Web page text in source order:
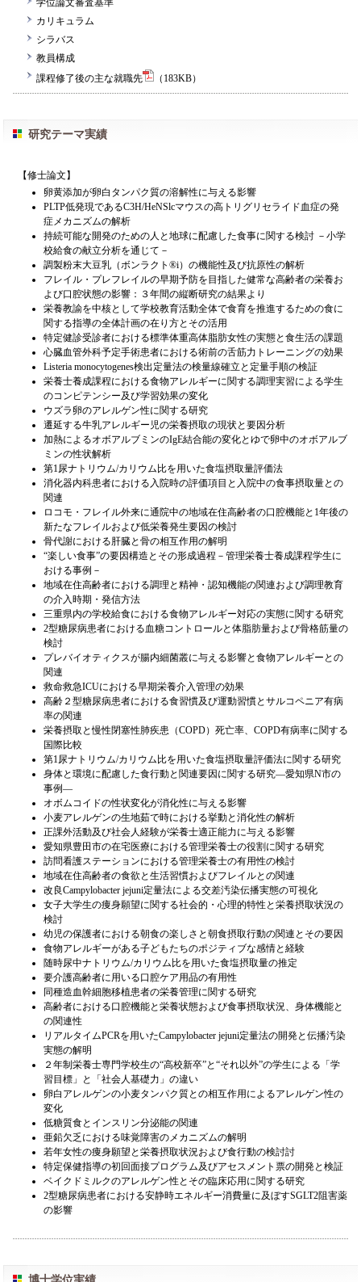
学位論文審査基準
カリキュラム
シラバス
教員構成
課程修了後の主な就職先
（183KB）
研究テーマ実績
【修士論文】
卵黄添加が卵白タンパク質の溶解性に与える影響
PLTP低発現であるC3H/HeNSlcマウスの高トリグリセライド血症の発
症メカニズムの解析
持続可能な開発のための人と地球に配慮した食事に関する検討 －小学
校給食の献立分析を通じて－
調製粉末大豆乳（ボンラクト®i）の機能性及び抗原性の解析
フレイル・プレフレイルの早期予防を目指した健常な高齢者の栄養お
よび口腔状態の影響：３年間の縦断研究の結果より
栄養教諭を中核として学校教育活動全体で食育を推進するための食に
関する指導の全体計画の在り方とその活用
特定健診受診者における標準体重高体脂肪女性の実態と食生活の課題
心臓血管外科予定手術患者における術前の舌筋力トレーニングの効果
Listeria monocytogenes検出定量法の検量線確立と定量手順の検証
栄養士養成課程における食物アレルギーに関する調理実習による学生
のコンピテンシー及び学習効果の変化
ウズラ卵のアレルゲン性に関する研究
遷延する牛乳アレルギー児の栄養摂取の現状と要因分析
加熱によるオボアルブミンのIgE結合能の変化とゆで卵中のオボアルブ
ミンの性状解析
第1尿ナトリウム/カリウム比を用いた食塩摂取量評価法
消化器内科患者における入院時の評価項目と入院中の食事摂取量との
関連
ロコモ・フレイル外来に通院中の地域在住高齢者の口腔機能と1年後の
新たなフレイルおよび低栄養発生要因の検討
骨代謝における肝臓と骨の相互作用の解明
“楽しい食事”の要因構造とその形成過程－管理栄養士養成課程学生に
おける事例－
地域在住高齢者における調理と精神・認知機能の関連および調理教育
の介入時期・発信方法
三重県内の学校給食における食物アレルギー対応の実態に関する研究
2型糖尿病患者における血糖コントロールと体脂肪量および骨格筋量の
検討
プレバイオティクスが腸内細菌叢に与える影響と食物アレルギーとの
関連
救命救急ICUにおける早期栄養介入管理の効果
高齢２型糖尿病患者における食習慣及び運動習慣とサルコペニア有病
率の関連
栄養摂取と慢性閉塞性肺疾患（COPD）死亡率、COPD有病率に関する
国際比較
第1尿ナトリウム/カリウム比を用いた食塩摂取量評価法に関する研究
身体と環境に配慮した食行動と関連要因に関する研究―愛知県N市の
事例―
オボムコイドの性状変化が消化性に与える影響
小麦アレルゲンの生地茹で時における挙動と消化性の解析
正課外活動及び社会人経験が栄養士適正能力に与える影響
愛知県豊田市の在宅医療における管理栄養士の役割に関する研究
訪問看護ステーションにおける管理栄養士の有用性の検討
地域在住高齢者の食欲と生活習慣およびフレイルとの関連
改良Campylobacter jejuni定量法による交差汚染伝播実態の可視化
女子大学生の痩身願望に関する社会的・心理的特性と栄養摂取状況の
検討
幼児の保護者における朝食の楽しさと朝食摂取行動の関連とその要因
食物アレルギーがある子どもたちのポジティブな感情と経験
随時尿中ナトリウム/カリウム比を用いた食塩摂取量の推定
要介護高齢者に用いる口腔ケア用品の有用性
同種造血幹細胞移植患者の栄養管理に関する研究
高齢者における口腔機能と栄養状態および食事摂取状況、身体機能と
の関連性
リアルタイムPCRを用いたCampylobacter jejuni定量法の開発と伝播汚染
実態の解明
２年制栄養士専門学校生の“高校新卒”と“それ以外”の学生による「学
習目標」と「社会人基礎力」の違い
卵白アレルゲンの小麦タンパク質との相互作用によるアレルゲン性の
変化
低糖質食とインスリン分泌能の関連
亜鉛欠乏における味覚障害のメカニズムの解明
若年女性の痩身願望と栄養摂取状況および食行動の検討討
特定保健指導の初回面接プログラム及びアセスメント票の開発と検証
ベイクドミルクのアレルゲン性とその臨床応用に関する研究
2型糖尿病患者における安静時エネルギー消費量に及ぼすSGLT2阻害薬
の影響